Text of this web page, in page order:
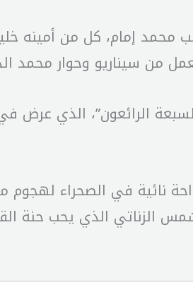
محمد إمام، كل من أمينه
من سيناريو وحوار محمد
واحة نائية في الصحراء
الزناتي الذي يحب حنة